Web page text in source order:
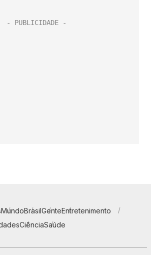
MundoBrasilGenteEntretenimento
CiênciaSaúde